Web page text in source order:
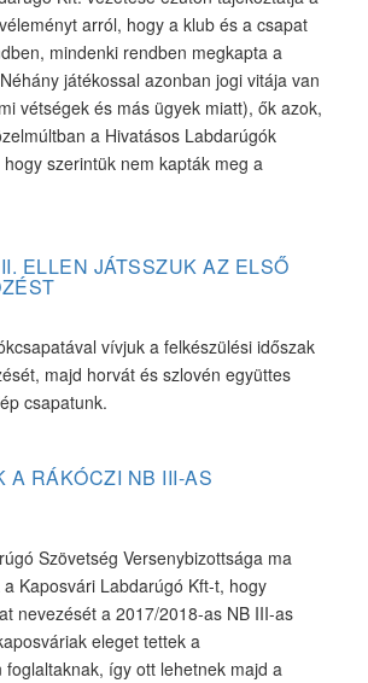
arról, hogy a klub és a csapat
mindenki rendben megkapta a
játékossal azonban jogi vitája van
vétségek és más ügyek miatt), ők azok,
a Hivatásos Labdarúgók
szerintük nem kapták meg a
ELLEN JÁTSSZUK AZ ELSŐ
vívjuk a felkészülési időszak
majd horvát és szlovén együttes
csapatunk.
A RÁKÓCZI NB III-AS
Szövetség Versenybizottsága ma
Kaposvári Labdarúgó Kft-t, hogy
nevezését a 2017/2018-as NB III-as
eleget tettek a
foglaltaknak, így ott lehetnek majd a